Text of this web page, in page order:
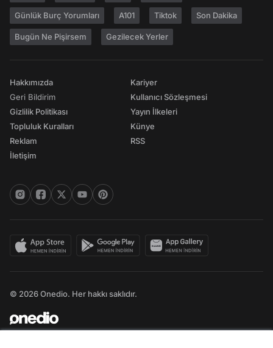
Günlük Burç Yorumları A101 Tiktok Son Dakika
Bugün Ne Pişirsem Gezilecek Yerler
Hakkımızda
Geri Bildirim
Gizlilik Politikası
Topluluk Kuralları
Reklam
İletişim
Kariyer
Kullanıcı Sözleşmesi
Yayın İlkeleri
Künye
RSS
© 2026 Onedio. Her hakkı saklıdır.